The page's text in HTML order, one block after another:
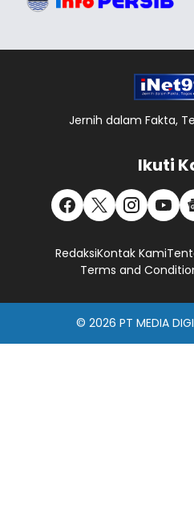
Jernih dalam Fakta,
Ikuti
RedaksiKontak Kami
Terms and
© 2026 PT MEDIA